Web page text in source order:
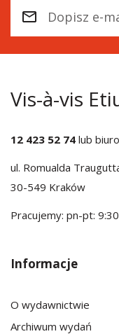
Vis-à-vis
12 423 52 74 lub
ul. Romualda
30-549 Kraków
Pracujemy: pn-pt:
Informacje
O wydawnictwie
Archiwum wydań